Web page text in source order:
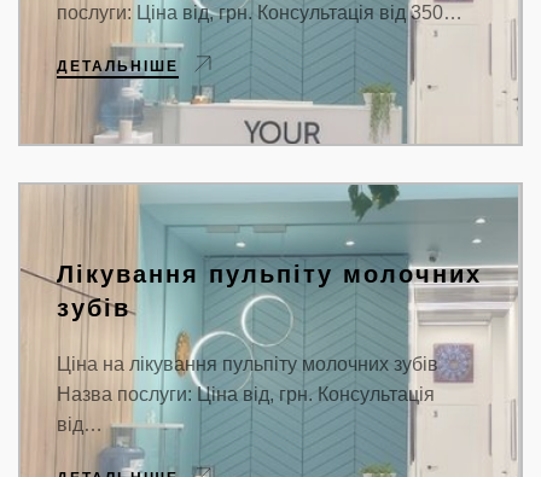
послуги: Ціна від, грн. Консультація від 350…
ДЕТАЛЬНІШЕ
Лікування пульпіту молочних
зубів
Ціна на лікування пульпіту молочних зубів
Назва послуги: Ціна від, грн. Консультація
від…